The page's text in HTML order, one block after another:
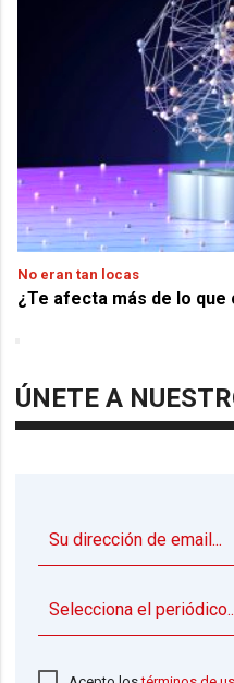
No eran tan locas
¿Te afecta más de lo
ÚNETE A